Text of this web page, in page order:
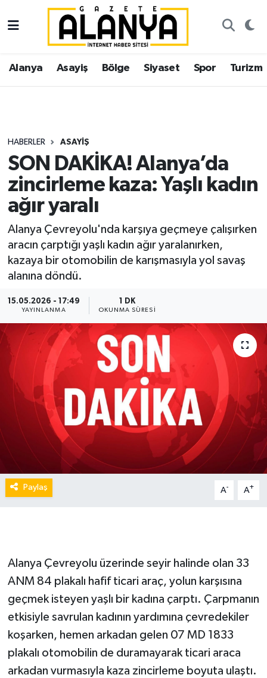
Alanya Asayiş Bölge Siyaset Spor Turizm
HABERLER ASAYIŞ
SON DAKİKA! Alanya’da
zincirleme kaza: Yaşlı kadın
ağır yaralı
Alanya Çevreyolu'nda karşıya geçmeye çalışırken
aracın çarptığı yaşlı kadın ağır yaralanırken,
kazaya bir otomobilin de karışmasıyla yol savaş
alanına döndü.
15.05.2026 - 17:49
YAYINLANMA
1 DK
OKUNMA SÜRESI
Paylaş A- A+
Alanya Çevreyolu üzerinde seyir halinde olan 33
ANM 84 plakalı hafif ticari araç, yolun karşısına
geçmek isteyen yaşlı bir kadına çarptı. Çarpmanın
etkisiyle savrulan kadının yardımına çevredekiler
koşarken, hemen arkadan gelen 07 MD 1833
plakalı otomobilin de duramayarak ticari araca
arkadan vurmasıyla kaza zincirleme boyuta ulaştı.
Alanya
Asayiş
Siyaset
Spor
Ekonomi
Gazipaşa
İstanbul Nöbetçi Eczaneler
İstanbul Hava Durumu
Süper Lig Puan Durumu ve Fikstür
Tüm Manşetler
Son Dakika Haberleri
Haber Arşivi